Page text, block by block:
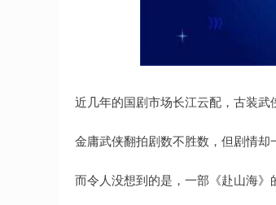
近几年的国剧市场长江云配，古装武
金庸武侠翻拍剧数不胜数，但剧情却
而令人没想到的是，一部《赴山海》
深证成指 14110.12